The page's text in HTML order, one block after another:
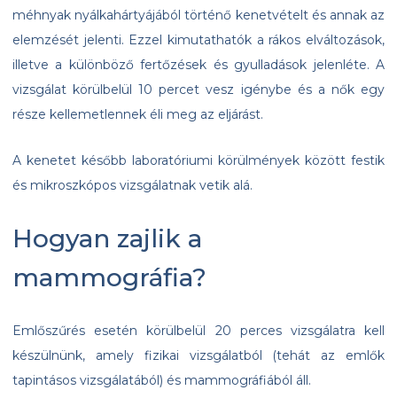
méhnyak nyálkahártyájából történő kenetvételt és annak az
elemzését jelenti. Ezzel kimutathatók a rákos elváltozások,
illetve a különböző fertőzések és gyulladások jelenléte. A
vizsgálat körülbelül 10 percet vesz igénybe és a nők egy
része kellemetlennek éli meg az eljárást.
A kenetet később laboratóriumi körülmények között festik
és mikroszkópos vizsgálatnak vetik alá.
Hogyan zajlik a
mammográfia?
Emlőszűrés esetén körülbelül 20 perces vizsgálatra kell
készülnünk, amely fizikai vizsgálatból (tehát az emlők
tapintásos vizsgálatából) és mammográfiából áll.